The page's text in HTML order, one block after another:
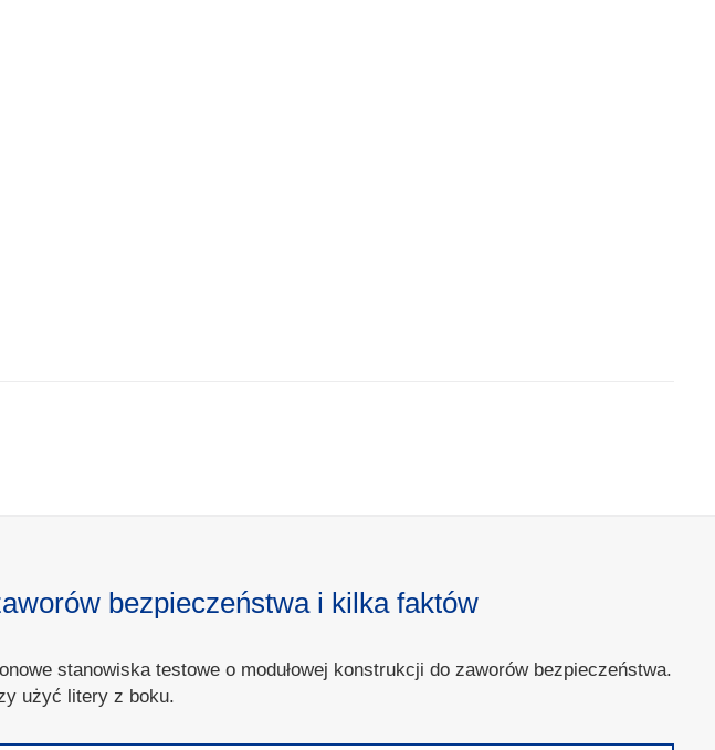
bezpieczeństwa i kilka faktów
stanowiska testowe o modułowej konstrukcji do zaworów bezpieczeństwa.
użyć litery z boku.